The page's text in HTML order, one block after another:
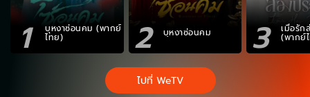
1 บุหงาซ่อนคม (พากย์
ไทย) 2 บุหงาซ่อนคม 3 เมื่อรัก
(พากย์
ไปที่ WeTV